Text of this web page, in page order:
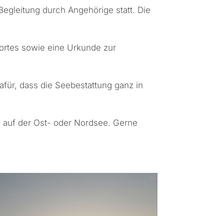
durch Angehörige statt. Die
sowie eine Urkunde zur
dass die Seebestattung ganz in
auf der Ost- oder Nordsee. Gerne